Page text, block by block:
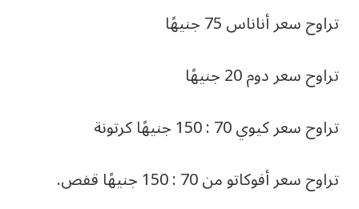
تراوح سعر أناناس 75 جنيهًا
تراوح سعر دوم 20 جنيهًا
تراوح سعر كيوي 70 : 150 جنيهًا كرتونة
تراوح سعر أفوكاتو من 70 : 150 جنيهًا قفص.